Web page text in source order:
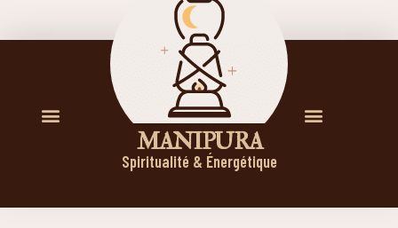
M A N I P U R A
Spiritualité & Énergétique